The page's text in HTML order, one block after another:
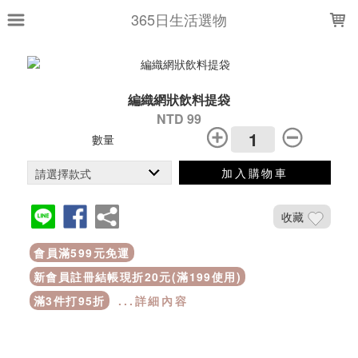
365日生活選物
編織網狀飲料提袋
NTD 99
數量
加入購物車
收藏
會員滿599元免運
新會員註冊結帳現折20元(滿199使用)
滿3件打95折
...詳細內容